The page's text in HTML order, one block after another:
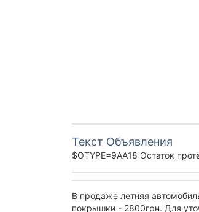
Текст Объявления
$OTYPE=9AA18 Остаток
В продаже летняя
покрышки - 2800грн. Для